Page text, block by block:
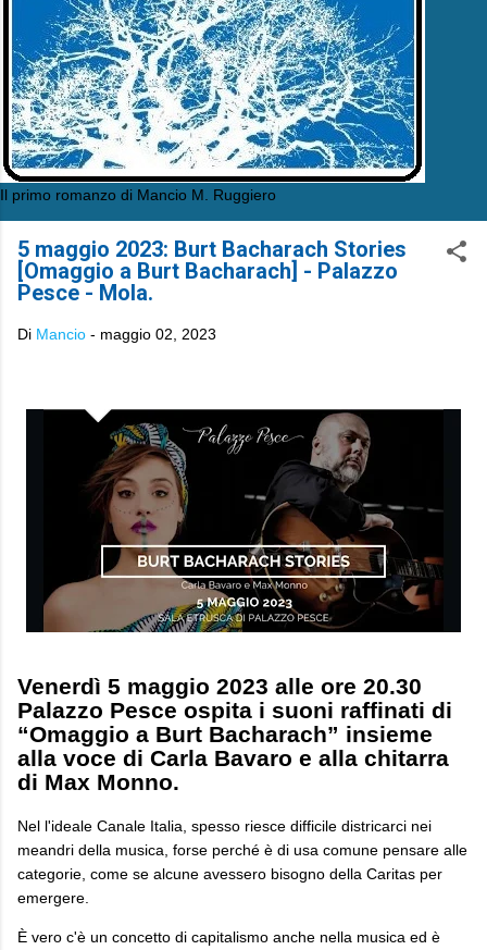
Il primo romanzo di Mancio M. Ruggiero
5 maggio 2023: Burt Bacharach Stories
[Omaggio a Burt Bacharach] - Palazzo
Pesce - Mola.
Di Mancio - maggio 02, 2023
Venerdì 5 maggio 2023 alle ore 20.30
Palazzo Pesce ospita i suoni raffinati di
“Omaggio a Burt Bacharach” insieme
alla voce di Carla Bavaro e alla chitarra
di Max Monno.
Nel l'ideale Canale Italia, spesso riesce difficile districarci nei
meandri della musica, forse perché è di usa comune pensare alle
categorie, come se alcune avessero bisogno della Caritas per
emergere.
È vero c'è un concetto di capitalismo anche nella musica ed è